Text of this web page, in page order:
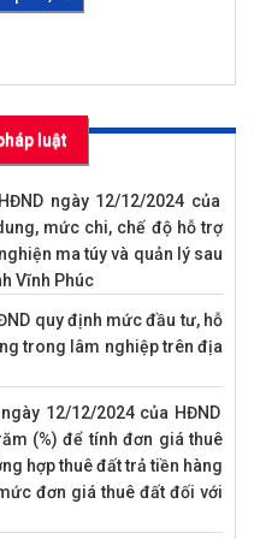
luật
ngày 12/12/2024 của
mức chi, chế độ hỗ trợ
ma túy và quản lý sau
Vĩnh Phúc
quy định mức đầu tư, hỗ
trong lâm nghiệp trên địa
12/12/2024 của HĐND
(%) để tính đơn giá thuê
hợp thuê đất trả tiền hàng
đơn giá thuê đất đối với
tài sản
ngoại
mạng